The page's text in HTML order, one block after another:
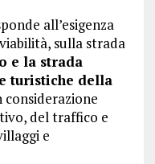
all’esigenza
sulla strada
e la strada
turistiche della
del traffico e
e